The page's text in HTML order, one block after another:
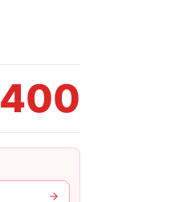
400